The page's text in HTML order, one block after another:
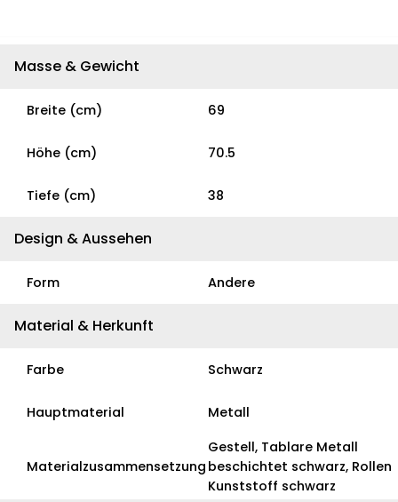
Masse & Gewicht
Breite (cm) 69
Höhe (cm) 70.5
Tiefe (cm) 38
Design & Aussehen
Form Andere
Material & Herkunft
Farbe Schwarz
Hauptmaterial Metall
Materialzusammensetzung
Gestell, Tablare Metall
beschichtet schwarz, Rollen
Kunststoff schwarz